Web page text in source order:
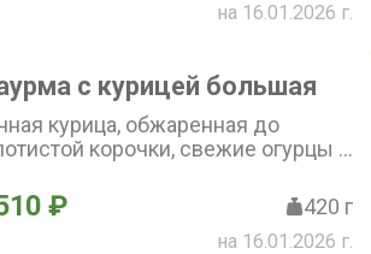
на 16.01.2026 г.
с курицей большая
курица, обжаренная до
корочки, свежие огурцы и
это великолепие завернуто в
тортилью и сдобрено
₽ 420 г
на 16.01.2026 г.